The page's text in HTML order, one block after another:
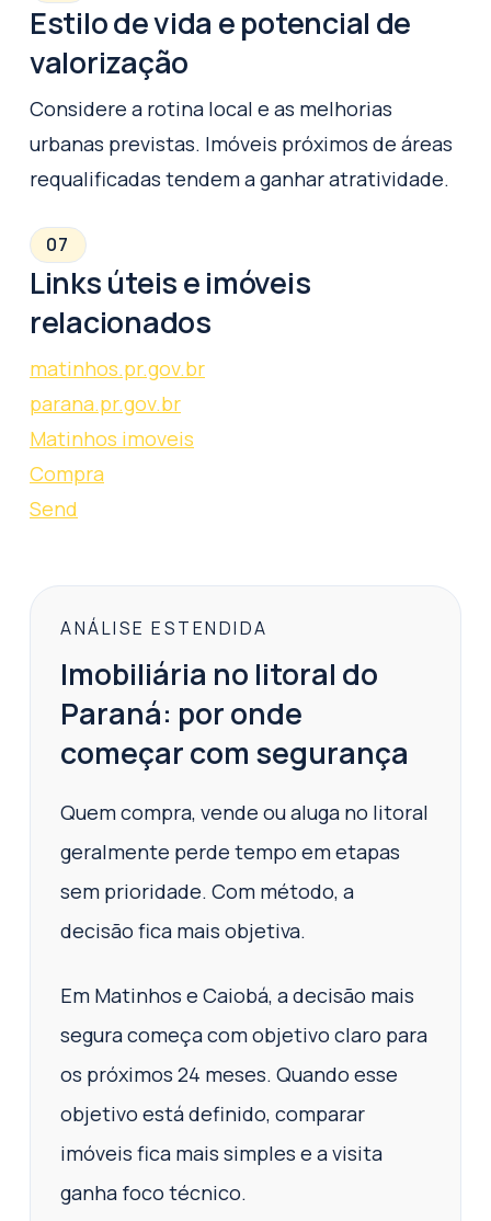
Estilo de vida e potencial de
valorização
Considere a rotina local e as melhorias
urbanas previstas. Imóveis próximos de áreas
requalificadas tendem a ganhar atratividade.
07
Links úteis e imóveis
relacionados
matinhos.pr.gov.br
parana.pr.gov.br
Matinhos imoveis
Compra
Send
ANÁLISE ESTENDIDA
Imobiliária no litoral do
Paraná: por onde
começar com segurança
Quem compra, vende ou aluga no litoral
geralmente perde tempo em etapas
sem prioridade. Com método, a
decisão fica mais objetiva.
Em Matinhos e Caiobá, a decisão mais
segura começa com objetivo claro para
os próximos 24 meses. Quando esse
objetivo está definido, comparar
imóveis fica mais simples e a visita
ganha foco técnico.